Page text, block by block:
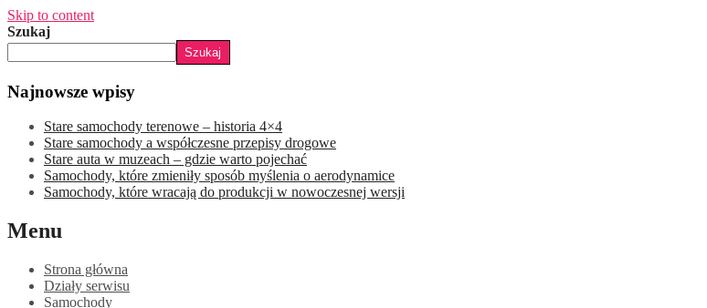
Skip to content
Szukaj
Szukaj
Najnowsze wpisy
Stare samochody terenowe – historia 4×4
Stare samochody a współczesne przepisy drogowe
Stare auta w muzeach – gdzie warto pojechać
Samochody, które zmieniły sposób myślenia o aerodynamice
Samochody, które wracają do produkcji w nowoczesnej wersji
Menu
Strona główna
Działy serwisu
Samochody